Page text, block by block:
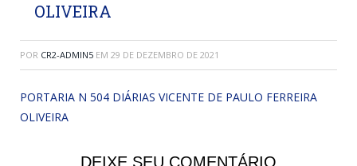
OLIVEIRA
POR CR2-ADMIN5 EM 29 DE DEZEMBRO DE 2021
PORTARIA N 504 DIÁRIAS VICENTE DE PAULO FERREIRA
OLIVEIRA
DEIXE SEU COMENTÁRIO